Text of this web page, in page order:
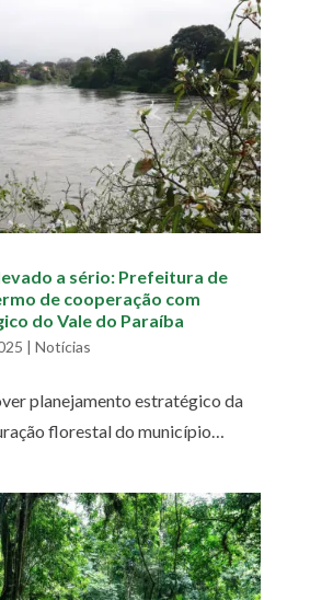
a sério: Prefeitura de
de cooperação com
do Vale do Paraíba
| Notícias
planejamento estratégico da
florestal do município…